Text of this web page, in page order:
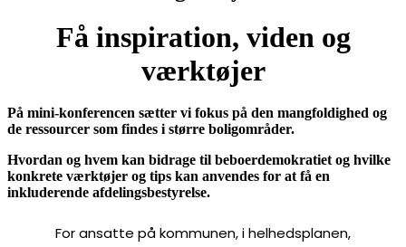
Få inspiration, viden og
værktøjer
På mini-konferencen sætter vi fokus på den mangfoldighed og
de ressourcer som findes i større boligområder.
Hvordan og hvem kan bidrage til beboerdemokratiet og hvilke
konkrete værktøjer og tips kan anvendes for at få en
inkluderende afdelingsbestyrelse.
For ansatte på kommunen, i helhedsplanen,